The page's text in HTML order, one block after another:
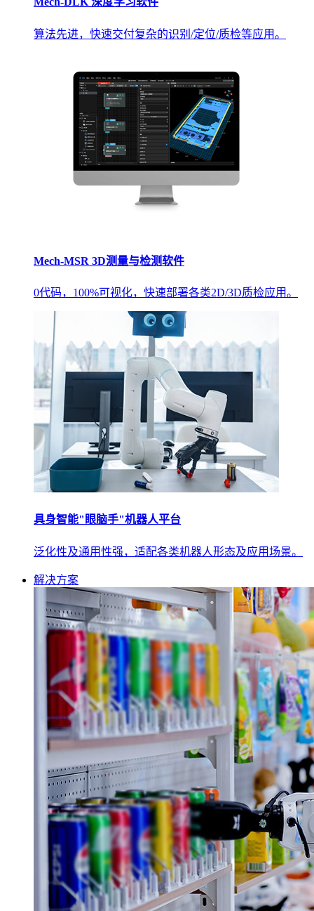
算法先进，快速交付复杂的识别/定位/质检等应用。
Mech-MSR 3D测量与检测软件
0代码，100%可视化，快速部署各类2D/3D质检应用。
具身智能"眼脑手"机器人平台
泛化性及通用性强，适配各类机器人形态及应用场景。
解决方案